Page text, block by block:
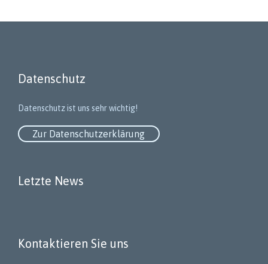
Datenschutz
Datenschutz ist uns sehr wichtig!
Zur Datenschutzerklärung
Letzte News
Kontaktieren Sie uns